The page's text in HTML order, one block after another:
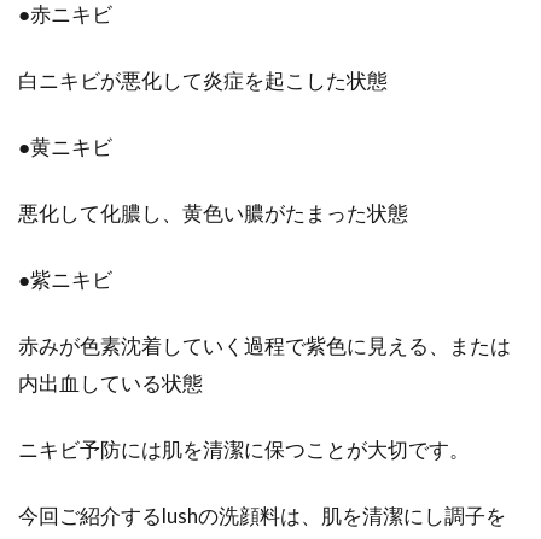
鼻毛のお手入れは慎重に！入口部分
には、「99パーセント手中に収めた彼女の気持
顔の大きさに悩める男性必見！舌の
運動で小顔を目指そう！
集合写真などを撮ると、自分の顔だけ大きく感
まい、どうに...
●赤ニキビ
白ニキビが悪化して炎症を起こした状態
●黄ニキビ
悪化して化膿し、黄色い膿がたまった状態
●紫ニキビ
赤みが色素沈着していく過程で紫色に見える、または
内出血している状態
ニキビ予防には肌を清潔に保つことが大切です。
今回ご紹介するlushの洗顔料は、肌を清潔にし調子を